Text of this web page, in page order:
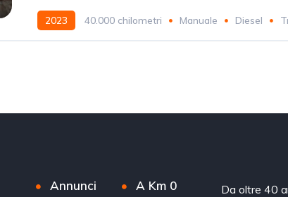
2023 40.000 chilometri Manuale Diesel
Annunci A Km 0 Da oltre 40